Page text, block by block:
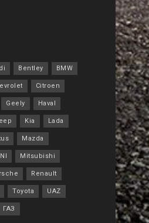
Bentley BMW
Citroen
Geely Haval
Kia Lada
Mazda
Mitsubishi
Renault
Toyota UAZ
ГАЗ